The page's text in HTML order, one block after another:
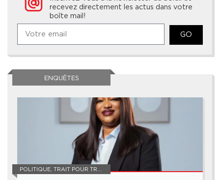
recevez directement les actus dans votre
boîte mail!
GO
ENQUÊTES
POLITIQUE TRAIT POUR TRAIT